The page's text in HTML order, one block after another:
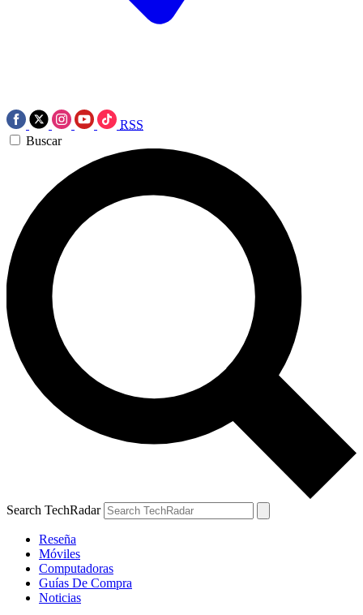
RSS
Buscar
Search TechRadar
Reseña
Móviles
Computadoras
Guías De Compra
Noticias